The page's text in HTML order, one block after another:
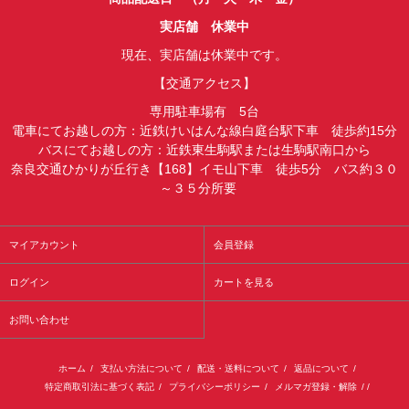
実店舗 休業中
現在、実店舗は休業中です。
【交通アクセス】
専用駐車場有 5台
電車にてお越しの方：近鉄けいはんな線白庭台駅下車 徒歩約15分
バスにてお越しの方：近鉄東生駒駅または生駒駅南口から
奈良交通ひかりが丘行き【168】イモ山下車 徒歩5分 バス約３０
～３５分所要
マイアカウント 会員登録
ログイン カートを見る
お問い合わせ
ホーム / 支払い方法について / 配送・送料について / 返品について /
特定商取引法に基づく表記 / プライバシーポリシー / メルマガ登録・解除 / /